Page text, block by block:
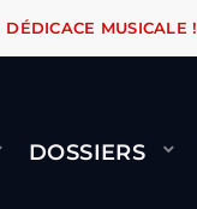
ÇA LE FAIT !
DÉDICACE MUSICALE !
DOSSIERS